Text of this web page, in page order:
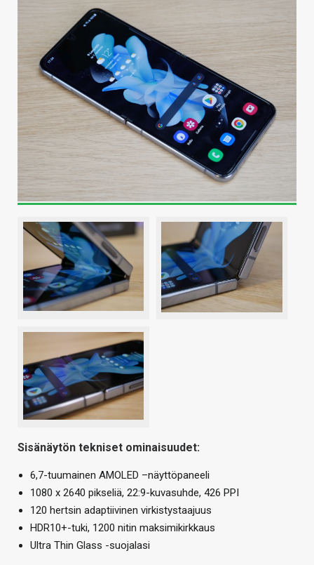
Sisänäytön tekniset ominaisuudet:
6,7-tuumainen AMOLED –näyttöpaneeli
1080 x 2640 pikseliä, 22:9-kuvasuhde, 426 PPI
120 hertsin adaptiivinen virkistystaajuus
HDR10+-tuki, 1200 nitin maksimikirkkaus
Ultra Thin Glass -suojalasi